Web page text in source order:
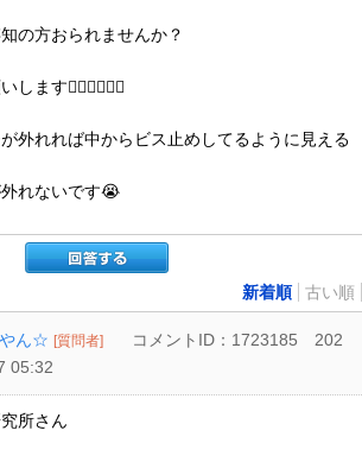
の方おられませんか？
します🙇🏽‍♂️🙇🏽‍♂️
外れれば中からビス止めしてるように見える
れないです😭
新着順 古い順
ん☆ [質問者] コメントID：1723185
202
05:32
所さん